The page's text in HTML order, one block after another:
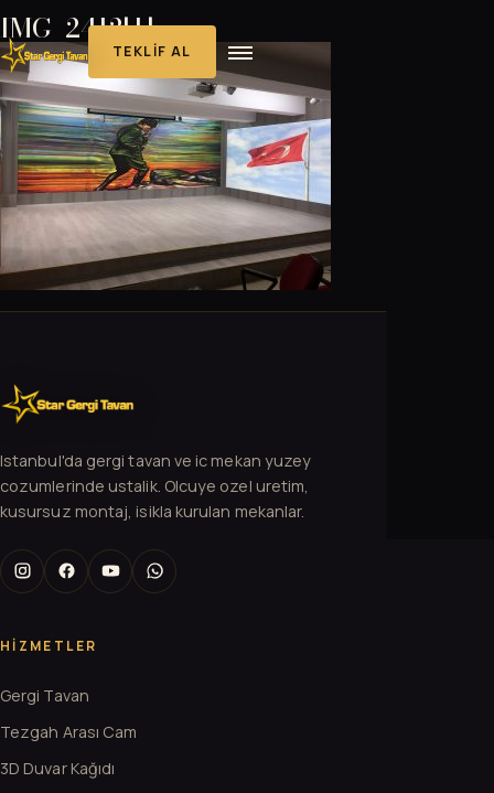
TEKLIF AL
IMG_2412[1]
Istanbul'da gergi tavan ve ic mekan yuzey
cozumlerinde ustalik. Olcuye ozel uretim,
kusursuz montaj, isikla kurulan mekanlar.
HIZMETLER
Gergi Tavan
Tezgah Arası Cam
3D Duvar Kağıdı